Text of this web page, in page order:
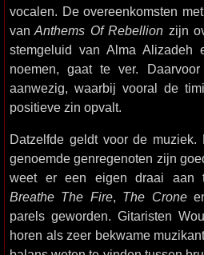
vocalen. De overeenkomsten
van Anthems Of Rebellion zijn
stemgeluid van Alma Alizadeh
noemen, gaat te ver.
aanwezig, waarbij vooral de
positieve zin opvalt.
Datzelfde geldt voor de
genoemde genregenoten zijn
weet er een eigen draai aan
Breathe The Fire, The Crone
parels geworden. Gitaristen
horen als zeer bekwame